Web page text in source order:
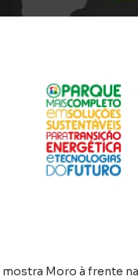
mostra Moro à frente